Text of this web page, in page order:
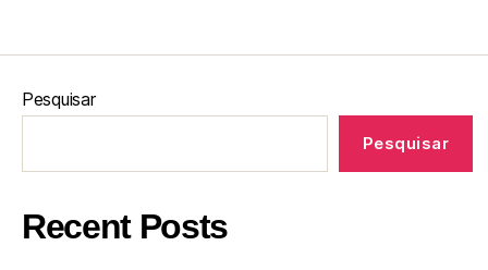
Pesquisar
Pesquisar
Recent Posts